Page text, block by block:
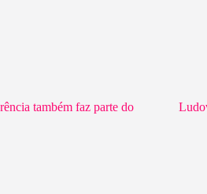
também faz parte do